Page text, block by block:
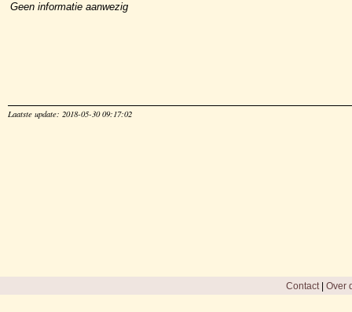
Geen informatie aanwezig
Laatste update: 2018-05-30 09:17:02
Contact| Over